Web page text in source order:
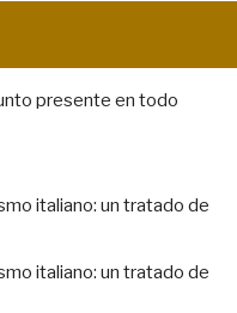
presente en todo
italiano: un tratado de
italiano: un tratado de